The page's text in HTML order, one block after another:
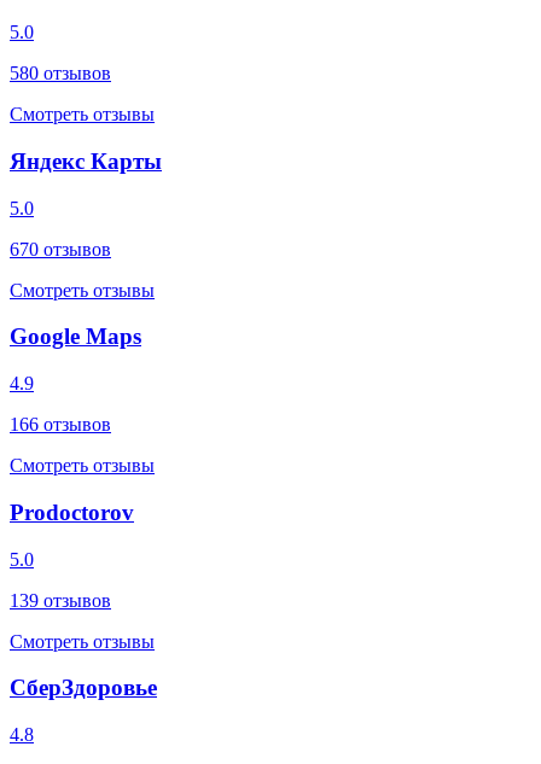
5.0
580 отзывов
Смотреть отзывы
Яндекс Карты
5.0
670 отзывов
Смотреть отзывы
Google Maps
4.9
166 отзывов
Смотреть отзывы
Prodoctorov
5.0
139 отзывов
Смотреть отзывы
СберЗдоровье
4.8